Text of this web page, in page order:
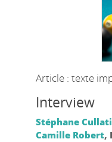
Article : texte
Interview
Stéphane Cullati
Camille Robert,